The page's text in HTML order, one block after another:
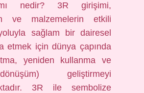
nedir? 3R girişimi,
ve malzemelerin etkili
sağlam bir dairesel
etmek için dünya çapında
yeniden kullanma ve
geliştirmeyi
3R ile sembolize